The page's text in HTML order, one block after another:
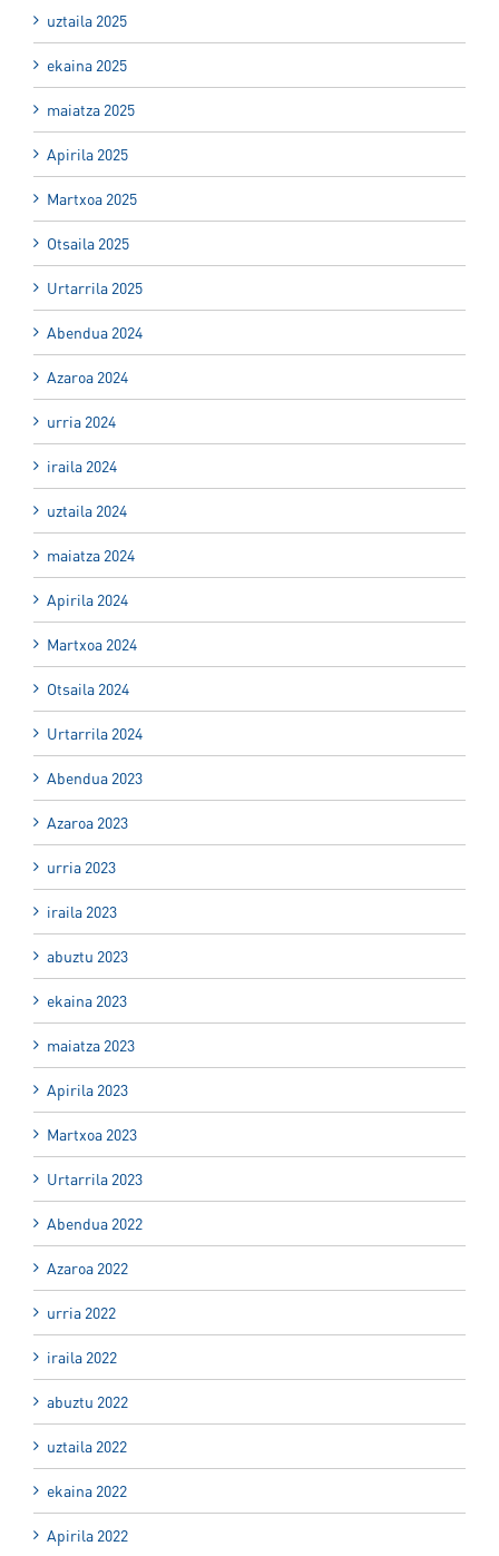
uztaila 2025
ekaina 2025
maiatza 2025
Apirila 2025
Martxoa 2025
Otsaila 2025
Urtarrila 2025
Abendua 2024
Azaroa 2024
urria 2024
iraila 2024
uztaila 2024
maiatza 2024
Apirila 2024
Martxoa 2024
Otsaila 2024
Urtarrila 2024
Abendua 2023
Azaroa 2023
urria 2023
iraila 2023
abuztu 2023
ekaina 2023
maiatza 2023
Apirila 2023
Martxoa 2023
Urtarrila 2023
Abendua 2022
Azaroa 2022
urria 2022
iraila 2022
abuztu 2022
uztaila 2022
ekaina 2022
Apirila 2022